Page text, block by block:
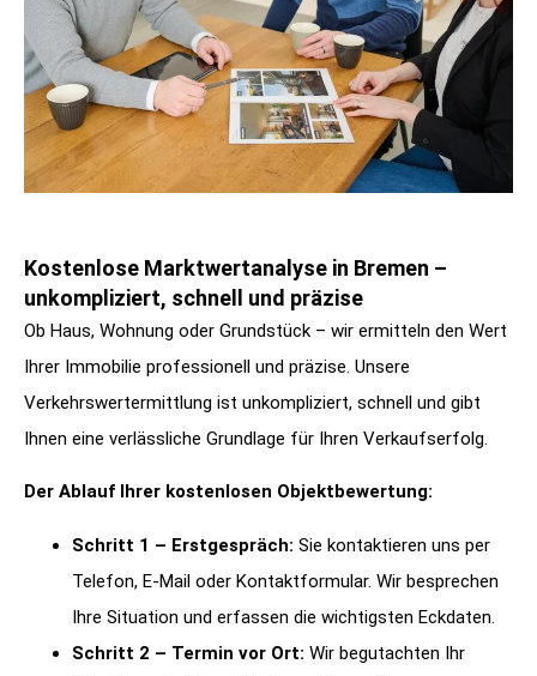
Kostenlose Marktwertanalyse in Bremen –
unkompliziert, schnell und präzise
Ob Haus, Wohnung oder Grundstück – wir ermitteln den Wert
Ihrer Immobilie professionell und präzise. Unsere
Verkehrswertermittlung ist unkompliziert, schnell und gibt
Ihnen eine verlässliche Grundlage für Ihren Verkaufserfolg.
Der Ablauf Ihrer kostenlosen Objektbewertung:
Schritt 1 – Erstgespräch: Sie kontaktieren uns per
Telefon, E-Mail oder Kontaktformular. Wir besprechen
Ihre Situation und erfassen die wichtigsten Eckdaten.
Schritt 2 – Termin vor Ort: Wir begutachten Ihr